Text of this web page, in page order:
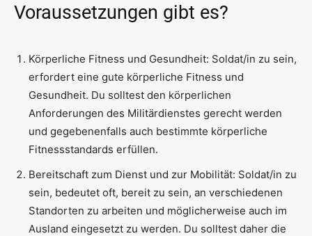
Voraussetzungen gibt es?
Körperliche Fitness und Gesundheit: Soldat/in zu sein,
erfordert eine gute körperliche Fitness und
Gesundheit. Du solltest den körperlichen
Anforderungen des Militärdienstes gerecht werden
und gegebenenfalls auch bestimmte körperliche
Fitnessstandards erfüllen.
Bereitschaft zum Dienst und zur Mobilität: Soldat/in zu
sein, bedeutet oft, bereit zu sein, an verschiedenen
Standorten zu arbeiten und möglicherweise auch im
Ausland eingesetzt zu werden. Du solltest daher die